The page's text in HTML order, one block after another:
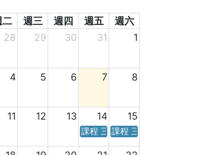
二 週三 週四 週五
週六
28 29 30 31 1
4 5 6 7 8
11 12 13 14 15
課程 三天／六天 時間表
課程 三天／六天 時間表